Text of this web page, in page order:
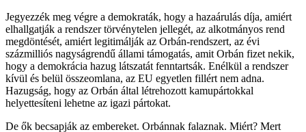
Jegyezzék meg végre a demokraták, hogy a hazaárulás díja, amiért
elhallgatják a rendszer törvénytelen jellegét, az alkotmányos rend
megdöntését, amiért legitimálják az Orbán-rendszert, az évi
százmilliós nagyságrendű állami támogatás, amit Orbán fizet nekik,
hogy a demokrácia hazug látszatát fenntartsák. Enélkül a rendszer
kívül és belül összeomlana, az EU egyetlen fillért nem adna.
Hazugság, hogy az Orbán által létrehozott kamupártokkal
helyettesíteni lehetne az igazi pártokat.
De ők becsapják az embereket. Orbánnak falaznak. Miért? Mert